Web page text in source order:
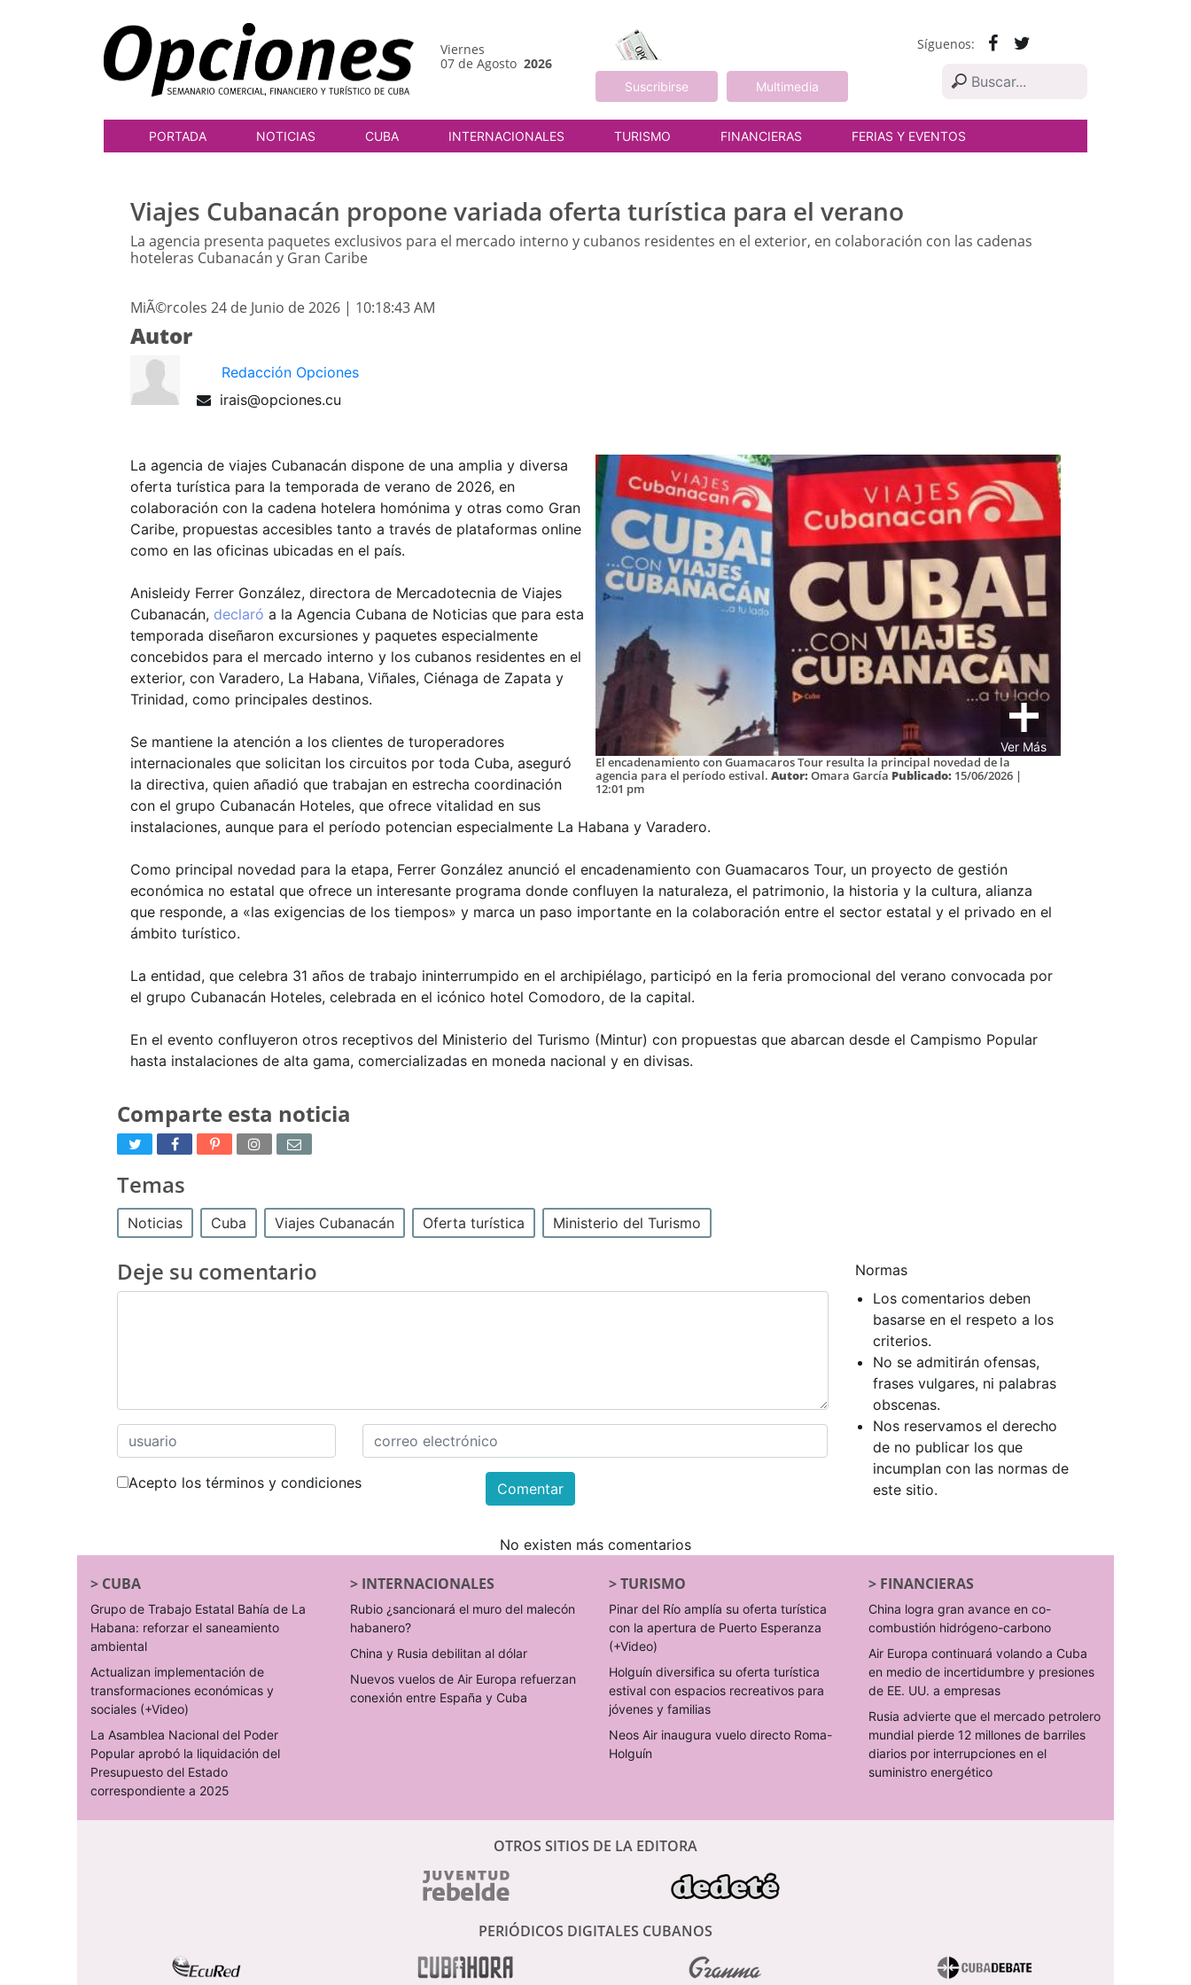
Viernes
07 de Agosto 2026
Suscribirse Multimedia
Síguenos:
PORTADA NOTICIAS CUBA INTERNACIONALES TURISMO FINANCIERAS FERIAS Y EVENTOS
Viajes Cubanacán propone variada oferta turística para el verano
La agencia presenta paquetes exclusivos para el mercado interno y cubanos residentes en el exterior, en colaboración con las cadenas
hoteleras Cubanacán y Gran Caribe
MiÃ©rcoles 24 de Junio de 2026 | 10:18:43 AM
Autor
Redacción Opciones
irais@opciones.cu
Ver Más
El encadenamiento con Guamacaros Tour resulta la principal novedad de la
agencia para el período estival. Autor: Omara García Publicado: 15/06/2026 |
12:01 pm
La agencia de viajes Cubanacán dispone de una amplia y diversa
oferta turística para la temporada de verano de 2026, en
colaboración con la cadena hotelera homónima y otras como Gran
Caribe, propuestas accesibles tanto a través de plataformas online
como en las oficinas ubicadas en el país.
Anisleidy Ferrer González, directora de Mercadotecnia de Viajes
Cubanacán, declaró a la Agencia Cubana de Noticias que para esta
temporada diseñaron excursiones y paquetes especialmente
concebidos para el mercado interno y los cubanos residentes en el
exterior, con Varadero, La Habana, Viñales, Ciénaga de Zapata y
Trinidad, como principales destinos.
Se mantiene la atención a los clientes de turoperadores
internacionales que solicitan los circuitos por toda Cuba, aseguró
la directiva, quien añadió que trabajan en estrecha coordinación
con el grupo Cubanacán Hoteles, que ofrece vitalidad en sus
instalaciones, aunque para el período potencian especialmente La Habana y Varadero.
Como principal novedad para la etapa, Ferrer González anunció el encadenamiento con Guamacaros Tour, un proyecto de gestión
económica no estatal que ofrece un interesante programa donde confluyen la naturaleza, el patrimonio, la historia y la cultura, alianza
que responde, a «las exigencias de los tiempos» y marca un paso importante en la colaboración entre el sector estatal y el privado en el
ámbito turístico.
La entidad, que celebra 31 años de trabajo ininterrumpido en el archipiélago, participó en la feria promocional del verano convocada por
el grupo Cubanacán Hoteles, celebrada en el icónico hotel Comodoro, de la capital.
En el evento confluyeron otros receptivos del Ministerio del Turismo (Mintur) con propuestas que abarcan desde el Campismo Popular
hasta instalaciones de alta gama, comercializadas en moneda nacional y en divisas.
Comparte esta noticia
Temas
Noticias Cuba Viajes Cubanacán Oferta turística Ministerio del Turismo
Deje su comentario
Acepto los términos y condiciones Comentar
Normas
Los comentarios deben
basarse en el respeto a los
criterios.
No se admitirán ofensas,
frases vulgares, ni palabras
obscenas.
Nos reservamos el derecho
de no publicar los que
incumplan con las normas de
este sitio.
No existen más comentarios
> CUBA
Grupo de Trabajo Estatal Bahía de La
Habana: reforzar el saneamiento
ambiental
Actualizan implementación de
transformaciones económicas y
sociales (+Video)
La Asamblea Nacional del Poder
Popular aprobó la liquidación del
Presupuesto del Estado
correspondiente a 2025
> INTERNACIONALES
Rubio ¿sancionará el muro del malecón
habanero?
China y Rusia debilitan al dólar
Nuevos vuelos de Air Europa refuerzan
conexión entre España y Cuba
>TURISMO
Pinar del Río amplía su oferta turística
con la apertura de Puerto Esperanza
(+Video)
Holguín diversifica su oferta turística
estival con espacios recreativos para
jóvenes y familias
Neos Air inaugura vuelo directo Roma-
Holguín
> FINANCIERAS
China logra gran avance en co-
combustión hidrógeno-carbono
Air Europa continuará volando a Cuba
en medio de incertidumbre y presiones
de EE. UU. a empresas
Rusia advierte que el mercado petrolero
mundial pierde 12 millones de barriles
diarios por interrupciones en el
suministro energético
OTROS SITIOS DE LA EDITORA
PERIÓDICOS DIGITALES CUBANOS